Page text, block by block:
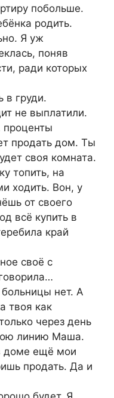
побольше.
родить.
Я уж
поняв
ради которых
в груди.
не выплатили.
проценты
продать дом. Ты
своя комната.
топить, на
ходить. Вон, у
от своего
всё купить в
край
своё с
нет. А
твоя как
через день
линию Маша.
доме ещё мои
продать. Да и